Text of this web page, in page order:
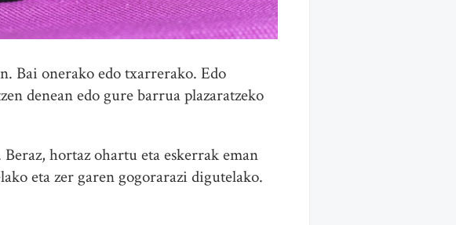
Bai onerako edo txarrerako. Edo
denean edo gure barrua plazaratzeko
hortaz ohartu eta eskerrak eman
eta zer garen gogorarazi digutelako.